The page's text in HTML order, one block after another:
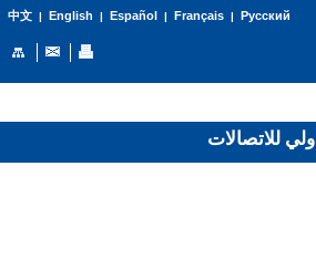
中文| English | Español | Français| Русский
للاتصالات